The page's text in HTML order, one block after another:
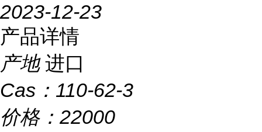
2023-12-23
产品详情
产地 进口
Cas： 110-62-3
价格： 22000